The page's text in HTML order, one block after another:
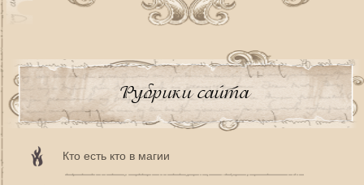
Рубрики сайта
Кто есть кто в магии